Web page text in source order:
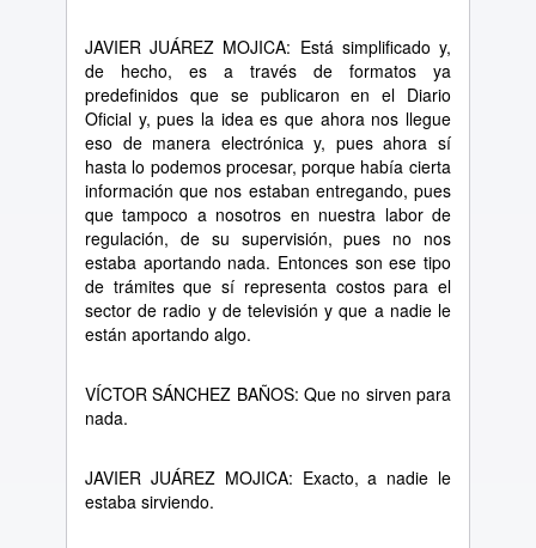
JAVIER JUÁREZ MOJICA: Estásimplificado y,
de hecho, es a través de formatos ya
predefinidos que se publicaron en el Diario
Oficial y, pues la idea es que ahora nos llegue
eso de manera electrónica y, pues ahora sí
hasta lo podemos procesar, porque había cierta
información que nos estaban entregando, pues
que tampoco a nosotros en nuestra labor de
regulación, de su supervisión, pues no nos
estaba aportando nada. Entonces son ese tipo
de trámites que sí representa costos para el
sector de radio y de televisión y que a nadie le
están aportando algo.
VÍCTOR SÁNCHEZ BAÑOS: Que no sirven para
nada.
JAVIER JUÁREZ MOJICA: Exacto, a nadie le
estaba sirviendo.